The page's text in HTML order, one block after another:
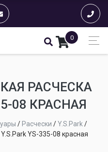
0
РАСЧЕСКА
08 КРАСНАЯ
/ Расчески /Y.S.Park /
YS-335-08 красная